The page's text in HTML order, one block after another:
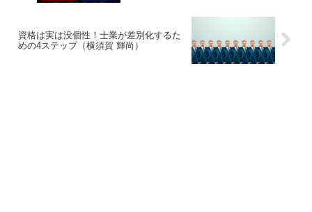
資格は実は没個性！士業が差別化するた
めの4ステップ（横須賀 輝尚）